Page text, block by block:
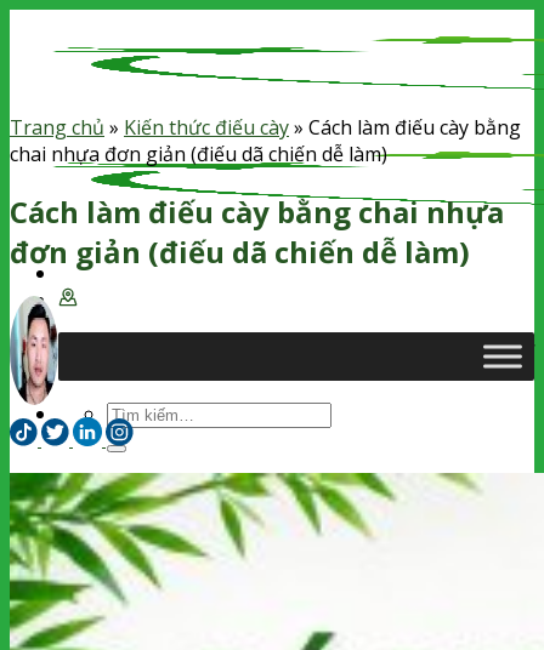
Tìm
kiếm:
Chưa có sản phẩm trong giỏ hàng.
Tìm
kiếm:
Giỏ hàng
Trang chủ » Kiến thức điếu cày» Cách làm điếu cày bằng
chai nhựa đơn giản (điếu dã chiến dễ làm)
Cách làm điếu cày bằng chai nhựa
đơn giản (điếu dã chiến dễ làm)
455